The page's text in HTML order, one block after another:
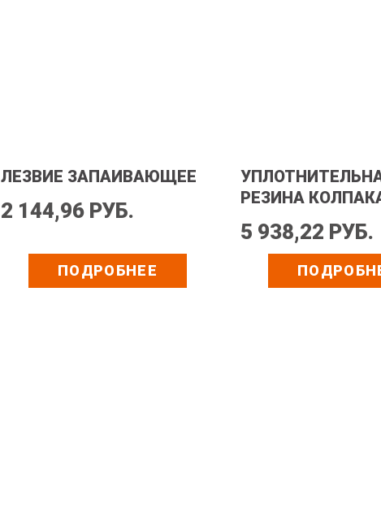
ЛЕЗВИЕ ЗАПАИВАЮЩЕЕ
2 144,96 РУБ.
ПОДРОБНЕЕ
РЕЗИНА
5 938,22 РУБ.